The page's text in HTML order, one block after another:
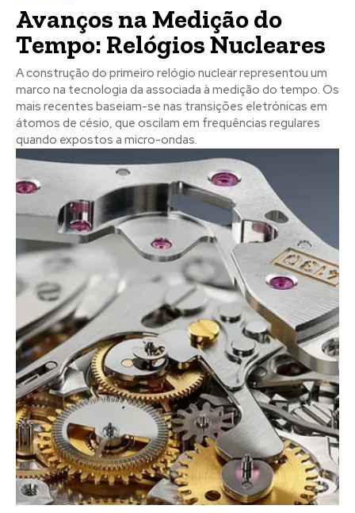
Avanços na Medição do
Tempo: Relógios Nucleares
A construção do primeiro relógio nuclear representou um
marco na tecnologia da associada à medição do tempo. Os
mais recentes baseiam-se nas transições eletrónicas em
átomos de césio, que oscilam em frequências regulares
quando expostos a micro-ondas.